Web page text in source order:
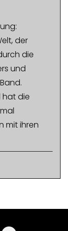
der
die
und
hat die
mit ihren